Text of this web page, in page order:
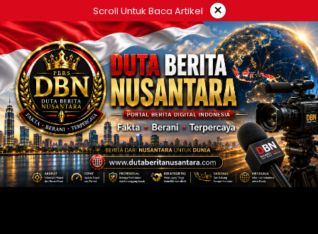
ke
konten
Scroll Untuk Baca Artikel ×